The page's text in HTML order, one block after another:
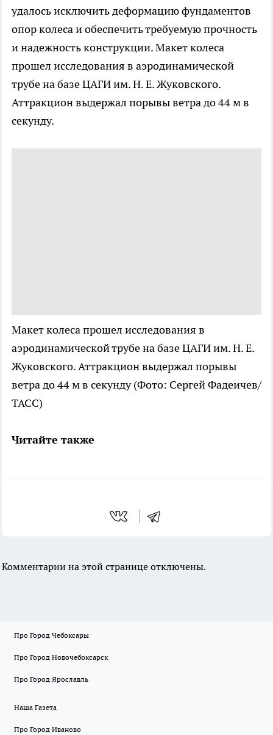
удалось исключить деформацию фундаментов
опор колеса и обеспечить требуемую прочность
и надежность конструкции. Макет колеса
прошел исследования в аэродинамической
трубе на базе ЦАГИ им. Н. Е. Жуковского.
Аттракцион выдержал порывы ветра до 44 м в
секунду.
Макет колеса прошел исследования в
аэродинамической трубе на базе ЦАГИ им. Н. Е.
Жуковского. Аттракцион выдержал порывы
ветра до 44 м в секунду(Фото: Сергей Фадеичев/
ТАСС)
Читайте также
Комментарии на этой странице отключены.
Про Город Чебоксары
Про Город Новочебоксарск
Про Город Ярославль
Наша Газета
Про Город Иваново